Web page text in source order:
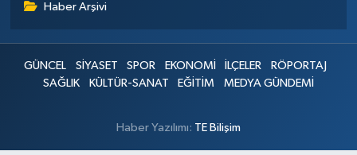
Haber Arşivi
GÜNCEL SİYASET SPOR EKONOMİ İLÇELER
RÖPORTAJ
SAĞLIK
KÜLTÜR-SANAT EĞİTİM MEDYA GÜNDEMİ
Haber Yazılımı: TE Bilişim